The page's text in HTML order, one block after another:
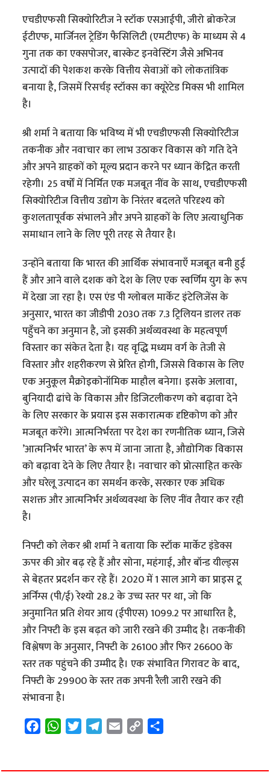
एचडीएफसी सिक्योरिटीज ने स्टॉक एसआईपी, जीरो ब्रोकरेज
ईटीएफ, मार्जिनल ट्रेडिंग फैसिलिटी (एमटीएफ) के माध्यम से 4
गुना तक का एक्सपोजर, बास्केट इनवेस्टिंग जैसे अभिनव
उत्पादों की पेशकश करके वित्तीय सेवाओं को लोकतांत्रिक
बनाया है, जिसमें रिसर्चड् स्टॉक्स का क्यूरेटेड मिक्स भी शामिल
है।
श्री शर्मा ने बताया कि भविष्य में भी एचडीएफसी सिक्योरिटीज
तकनीक और नवाचार का लाभ उठाकर विकास को गति देने
और अपने ग्राहकों को मूल्य प्रदान करने पर ध्यान केंद्रित करती
रहेगी। 25 वर्षों में निर्मित एक मजबूत नींव के साथ, एचडीएफसी
सिक्योरिटीज वित्तीय उद्योग के निरंतर बदलते परिदृश्य को
कुशलतापूर्वक संभालने और अपने ग्राहकों के लिए अत्याधुनिक
समाधान लाने के लिए पूरी तरह से तैयार है।
उन्होंने बताया कि भारत की आर्थिक संभावनाएँ मजबूत बनी हुई
हैं और आने वाले दशक को देश के लिए एक स्वर्णिम युग के रूप
में देखा जा रहा है। एस एंड पी ग्लोबल मार्केट इंटेलिजेंस के
अनुसार, भारत का जीडीपी 2030 तक 7.3 ट्रिलियन डालर तक
पहुँचने का अनुमान है, जो इसकी अर्थव्यवस्था के महत्वपूर्ण
विस्तार का संकेत देता है। यह वृद्धि मध्यम वर्ग के तेजी से
विस्तार और शहरीकरण से प्रेरित होगी, जिससे विकास के लिए
एक अनुकूल मैक्रोइकोनॉमिक माहौल बनेगा। इसके अलावा,
बुनियादी ढांचे के विकास और डिजिटलीकरण को बढ़ावा देने
के लिए सरकार के प्रयास इस सकारात्मक दृष्टिकोण को और
मजबूत करेंगे। आत्मनिर्भरता पर देश का रणनीतिक ध्यान, जिसे
’आत्मनिर्भर भारत’ के रूप में जाना जाता है, औद्योगिक विकास
को बढ़ावा देने के लिए तैयार है। नवाचार को प्रोत्साहित करके
और घरेलू उत्पादन का समर्थन करके, सरकार एक अधिक
सशक्त और आत्मनिर्भर अर्थव्यवस्था के लिए नींव तैयार कर रही
है।
निफ्टी को लेकर श्री शर्मा ने बताया कि स्टॉक मार्केट इंडेक्स
ऊपर की ओर बढ़ रहे हैं और सोना, महंगाई, और बॉन्ड यील्ड्स
से बेहतर प्रदर्शन कर रहे हैं। 2020 में 1 साल आगे का प्राइस टू
अर्निंग्स (पी/ई) रेश्यो 28.2 के उच्च स्तर पर था, जो कि
अनुमानित प्रति शेयर आय (ईपीएस) 1099.2 पर आधारित है,
और निफ्टी के इस बढ़त को जारी रखने की उम्मीद है। तकनीकी
विश्लेषण के अनुसार, निफ्टी के 26100 और फिर 26600 के
स्तर तक पहुंचने की उम्मीद है। एक संभावित गिरावट के बाद,
निफ्टी के 29900 के स्तर तक अपनी रैली जारी रखने की
संभावना है।
F
W
T
T
E
C